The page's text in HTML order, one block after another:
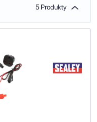
5 Produkty